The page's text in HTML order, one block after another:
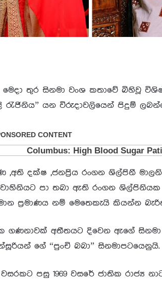
මෙදා තුර සිනමා වංශ කතාවේ බිහිවූ
රැජිනිය” යන විරුදාවලියෙන් පිදුම්
,අති දක්ෂ ,ජනප්‍රිය රංගන ශිල්පිනී
පා තබා ඇති රංගන
ප්‍රමාණය නම් මෙතෙකැයි කියන්න
ගණනාවක් අතීතයට දිවෙන ඇගේ
ගේ “පුංචි බබා” සිනමාපටයෙනුයි.
පසු 1969 වසරේ ජාතික රාජ්‍ය